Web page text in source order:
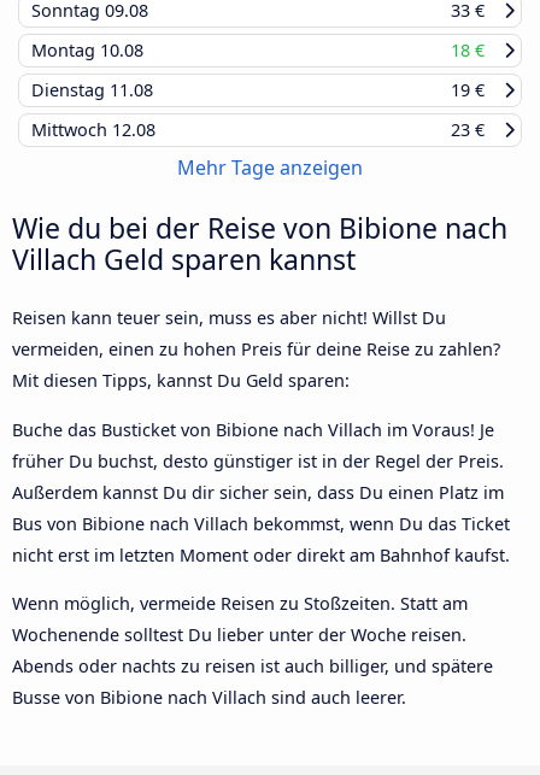
Sonntag 09.08
33 €
Montag 10.08
18 €
Dienstag 11.08
19 €
Mittwoch 12.08 23 €
Mehr Tage anzeigen
Wie du bei der Reise von Bibione nach
Villach Geld sparen kannst
Reisen kann teuer sein, muss es aber nicht! Willst Du
vermeiden, einen zu hohen Preis für deine Reise zu zahlen?
Mit diesen Tipps, kannst Du Geld sparen:
Buche das Busticket von Bibione nach Villach im Voraus! Je
früher Du buchst, desto günstiger ist in der Regel der Preis.
Außerdem kannst Du dir sicher sein, dass Du einen Platz im
Bus von Bibione nach Villach bekommst, wenn Du das Ticket
nicht erst im letzten Moment oder direkt am Bahnhof kaufst.
Wenn möglich, vermeide Reisen zu Stoßzeiten. Statt am
Wochenende solltest Du lieber unter der Woche reisen.
Abends oder nachts zu reisen ist auch billiger, und spätere
Busse von Bibione nach Villach sind auch leerer.